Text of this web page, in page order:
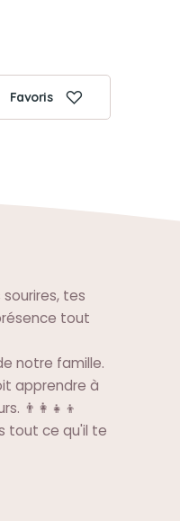
Favoris
tes
tout
notre famille.
apprendre à
👨‍👩‍👧‍👦
tout ce qu'il te